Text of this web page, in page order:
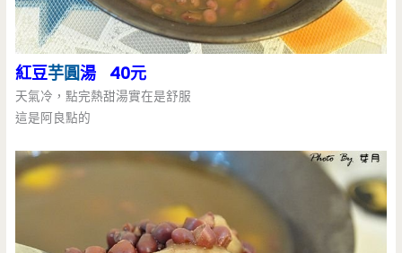
紅豆芋圓湯 40元
天氣冷，點完熱甜湯實在是舒服
這是阿良點的